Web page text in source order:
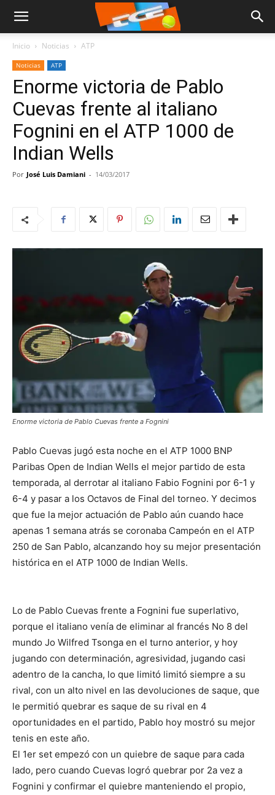
Inicio Noticias ATP
Noticias ATP
Enorme victoria de Pablo
Cuevas frente al italiano
Fognini en el ATP 1000 de
Indian Wells
Por José Luis Damiani - 14/03/2017
Enorme victoria de Pablo Cuevas frente a Fognini
Pablo Cuevas jugó esta noche en el ATP 1000 BNP
Paribas Open de Indian Wells el mejor partido de esta
temporada, al derrotar al italiano Fabio Fognini por 6-1 y
6-4 y pasar a los Octavos de Final del torneo. Y decimos
que fue la mejor actuación de Pablo aún cuando hace
apenas 1 semana atrás se coronaba Campeón en el ATP
250 de San Pablo, alcanzando hoy su mejor presentación
histórica en el ATP 1000 de Indian Wells.
Lo de Pablo Cuevas frente a Fognini fue superlativo,
porque el italiano venía de eliminar al francés No 8 del
mundo Jo Wilfred Tsonga en el turno anterior, y hoy
jugando con determinación, agresividad, jugando casi
adentro de la cancha, lo que limitó limitó siempre a su
rival, con un alto nivel en las devoluciones de saque, que
le permitió quebrar es saque de su rival en 4
oportunidades en el partido, Pablo hoy mostró su mejor
tenis en este año.
El 1er set empezó con un quiebre de saque para cada
lado, pero cuando Cuevas logró quebrar por 2a vez a
Fognini y confirmar el quiebre manteniendo el propio,